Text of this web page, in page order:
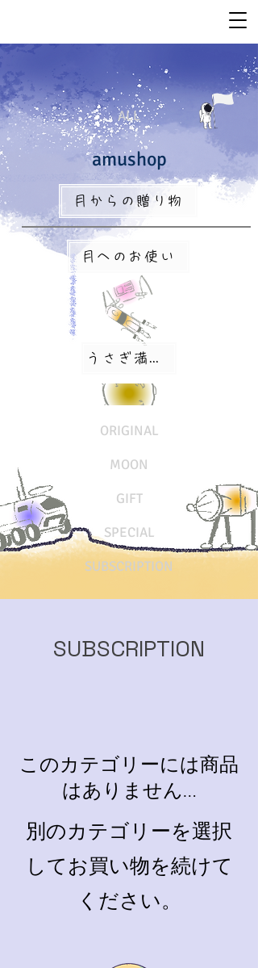
ALL
amushop
月からの贈り物
月へのお使い
うさぎ満月便
ORIGINAL
MOON
GIFT
SPECIAL
SUBSCRIPTION
SUBSCRIPTION
このカテゴリーには商品
はありません…
別のカテゴリーを選択
してお買い物を続けて
ください。